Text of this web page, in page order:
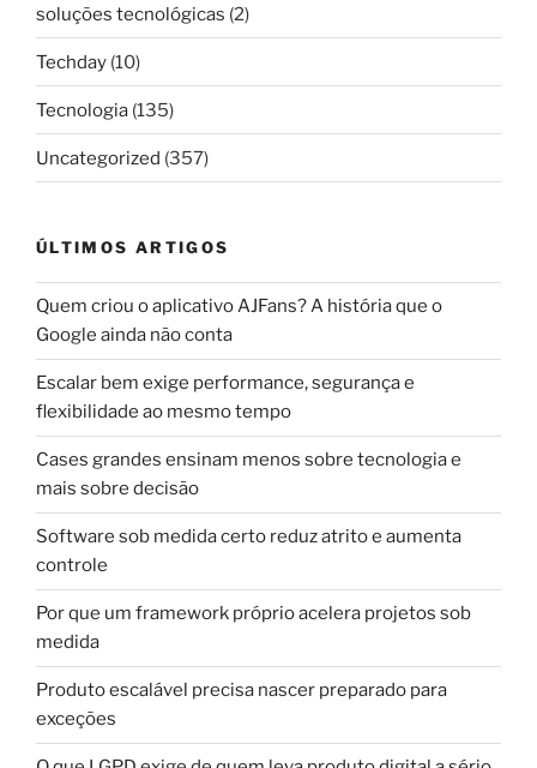
soluções tecnológicas (2)
Techday (10)
Tecnologia (135)
Uncategorized (357)
ÚLTIMOS ARTIGOS
Quem criou o aplicativo AJFans? A história que o
Google ainda não conta
Escalar bem exige performance, segurança e
flexibilidade ao mesmo tempo
Cases grandes ensinam menos sobre tecnologia e
mais sobre decisão
Software sob medida certo reduz atrito e aumenta
controle
Por que um framework próprio acelera projetos sob
medida
Produto escalável precisa nascer preparado para
exceções